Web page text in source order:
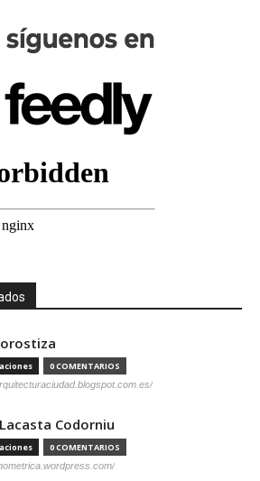
0 COMENTARIOS
Codorniu
0 COMENTARIOS